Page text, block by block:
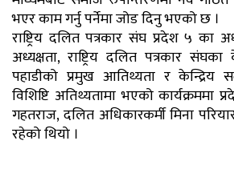
भएर काम गर्नु पर्नेमा जोड दिनु भएको छ ।
राष्ट्रिय दलित पत्रकार संघ प्रदेश ५ का
अध्यक्षता, राष्ट्रिय दलित पत्रकार संघका
पहाडीको प्रमुख आतिथ्यता र केन्द्रिय
विशिष्टि अतिथ्यतामा भएको कार्यक्रममा
गहतराज, दलित अधिकारकर्मी मिना
रहेको थियो ।